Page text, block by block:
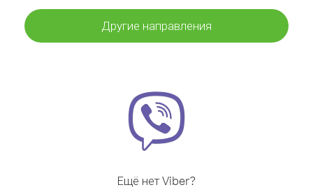
Другие направления
Ещё нет Viber?